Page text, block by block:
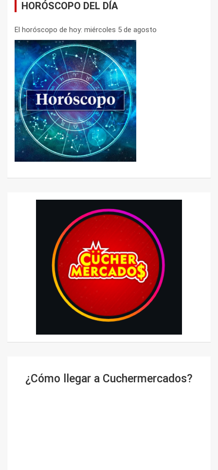
HORÓSCOPO DEL DÍA
El horóscopo de hoy: miércoles 5 de agosto
¿Cómo llegar a Cuchermercados?